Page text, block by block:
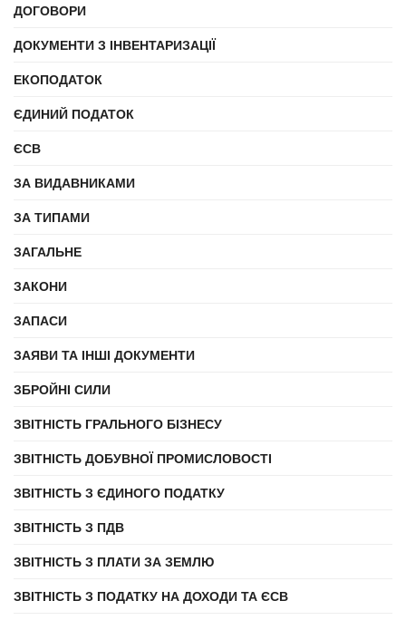
ДОГОВОРИ
ДОКУМЕНТИ З ІНВЕНТАРИЗАЦІЇ
ЕКОПОДАТОК
ЄДИНИЙ ПОДАТОК
ЄСВ
ЗА ВИДАВНИКАМИ
ЗА ТИПАМИ
ЗАГАЛЬНЕ
ЗАКОНИ
ЗАПАСИ
ЗАЯВИ ТА ІНШІ ДОКУМЕНТИ
ЗБРОЙНІ СИЛИ
ЗВІТНІСТЬ ГРАЛЬНОГО БІЗНЕСУ
ЗВІТНІСТЬ ДОБУВНОЇ ПРОМИСЛОВОСТІ
ЗВІТНІСТЬ З ЄДИНОГО ПОДАТКУ
ЗВІТНІСТЬ З ПДВ
ЗВІТНІСТЬ З ПЛАТИ ЗА ЗЕМЛЮ
ЗВІТНІСТЬ З ПОДАТКУ НА ДОХОДИ ТА ЄСВ